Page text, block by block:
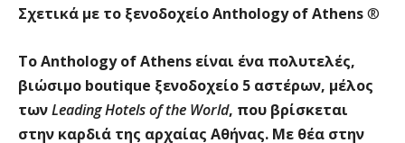
Σχετικά με το ξενοδοχείο Anthology of Athens®
Το Anthology of Athens είναι ένα πολυτελές,
βιώσιμο boutique ξενοδοχείο 5 αστέρων, μέλος
τωνLeading Hotels of the World, που βρίσκεται
στην καρδιά της αρχαίας Αθήνας. Με θέα στην